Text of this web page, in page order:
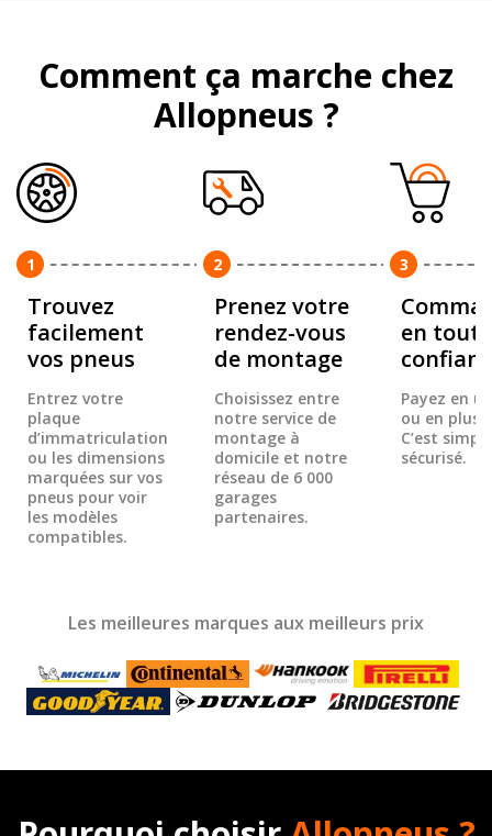
Comment ça marche chez
Allopneus ?
1
Trouvez
facilement
vos pneus
Entrez votre
plaque
d’immatriculation
ou les dimensions
marquées sur vos
pneus pour voir
les modèles
compatibles.
2
Prenez votre
rendez-vous
de montage
Choisissez entre
notre service de
montage à
domicile et notre
réseau de 6 000
garages
partenaires.
3
en toute
Payez en
ou en
C’est
sécurisé.
Les meilleures marques aux meilleurs prix